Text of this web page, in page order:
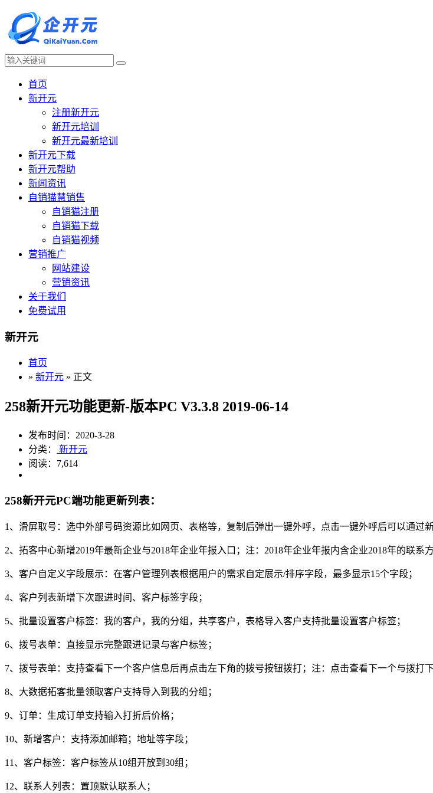
首页
新开元
注册新开元
新开元培训
新开元最新培训
新开元下载
新开元帮助
新闻资讯
自销猫慧销售
自销猫注册
自销猫下载
自销猫视频
营销推广
网站建设
营销资讯
关于我们
免费试用
新开元
首页
» 新开元 » 正文
258新开元功能更新-版本PC V3.3.8 2019-06-14
发布时间：2020-3-28
分类：
新开元
阅读：7,614
258新开元PC端功能更新列表：
1、滑屏取号：选中外部号码资源比如网页、表格等，复制后弹出一键外呼，点击一键外呼后可以通过
2、拓客中心新增2019年最新企业与2018年企业年报入口；注：2018年企业年报内含企业2018年的联系方
3、客户自定义字段展示：在客户管理列表根据用户的需求自定展示/排序字段，最多显示15个字段；
4、客户列表新增下次跟进时间、客户标签字段；
5、批量设置客户标签：我的客户，我的分组，共享客户，表格导入客户支持批量设置客户标签；
6、拨号表单：直接显示完整跟进记录与客户标签；
7、拨号表单：支持查看下一个客户信息后再点击左下角的拨号按钮拨打；注：点击查看下一个与拨打
8、大数据拓客批量领取客户支持导入到我的分组；
9、订单：生成订单支持输入打折后价格；
10、新增客户：支持添加邮箱；地址等字段；
11、客户标签：客户标签从10组开放到30组；
12、联系人列表：置顶默认联系人；